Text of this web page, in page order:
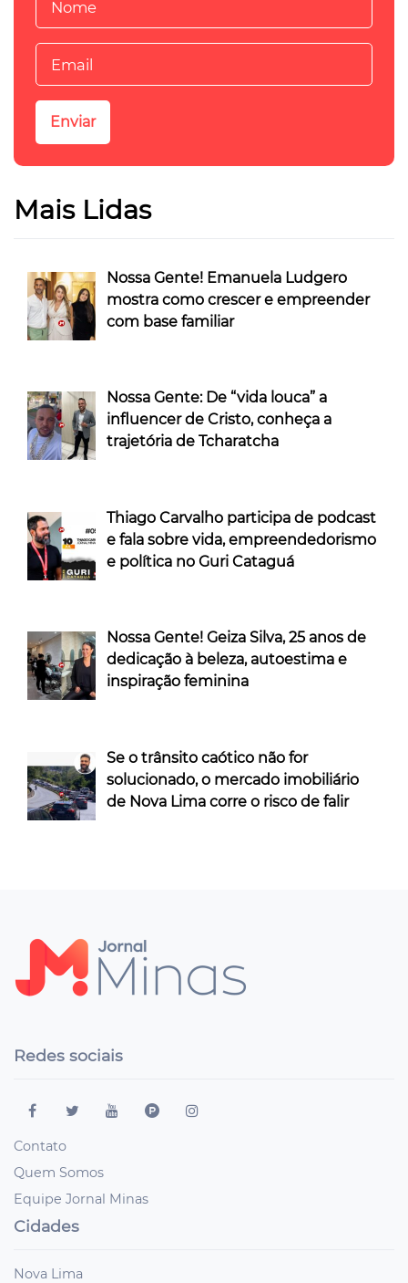
Mais Lidas
Nossa Gente! Emanuela Ludgero
mostra como crescer e empreender
com base familiar
Nossa Gente: De “vida louca” a
influencer de Cristo, conheça a
trajetória de Tcharatcha
Thiago Carvalho participa de podcast
e fala sobre vida, empreendedorismo
e política no Guri Cataguá
Nossa Gente! Geiza Silva, 25 anos de
dedicação à beleza, autoestima e
inspiração feminina
Se o trânsito caótico não for
solucionado, o mercado imobiliário
de Nova Lima corre o risco de falir
Redes sociais
Contato
Quem Somos
Equipe Jornal Minas
Cidades
Nova Lima